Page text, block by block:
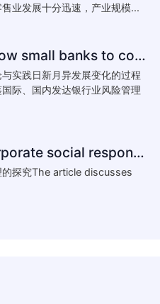
业发展十分迅速，产业规模...
小型银行如何控制风险How small banks to control risk
实践日新月异发展变化的过程
际、国内发达银行业风险管理
essay how to write:corporate social responsibility practice
的探究The article discusses